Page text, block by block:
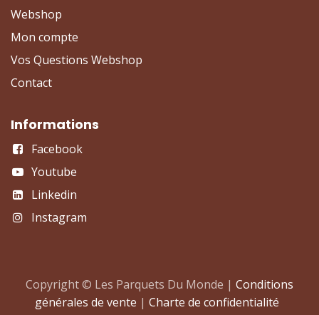
Webshop
Mon compte
Vos Questions Webshop
Contact
Informations
Facebook
Youtube
Linkedin
Instagram
Copyright © Les Parquets Du Monde | Conditions
générales de vente | Charte de confidentialité